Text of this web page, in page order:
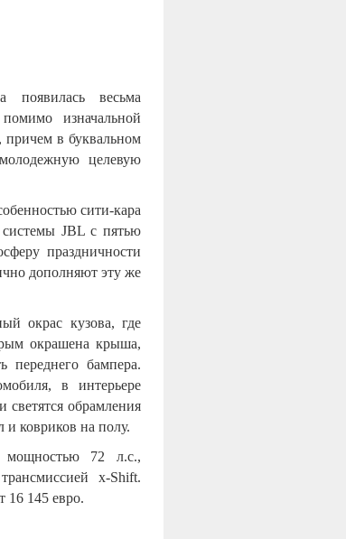
появилась весьма
изначальной
причем в буквальном
целевую
сити-кара
JBL с пятью
праздничности
дополняют эту же
окрас кузова, где
окрашена крыша,
переднего бампера.
в интерьере
обрамления
ковриков на полу.
мощностью 72 л.с.,
x-Shift.
16 145 евро.